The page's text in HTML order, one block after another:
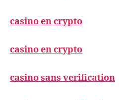
casino en crypto
casino en crypto
casino sans verification